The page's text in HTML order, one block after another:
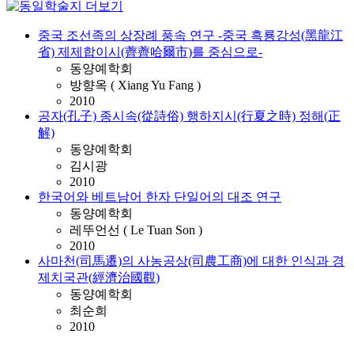
중국 조선족의 상장례 풍속 연구 -중국 흑룡강성(黑龍江
省) 제제합이시(薺薺哈爾市)를 중심으로-
동양예학회
방향옥 ( Xiang Yu Fang )
2010
공자(孔子) 종시속(從詩俗) 행하지시(行夏之時) 정해(正
解)
동양예학회
김시광
2010
한국어와 베트남어 한자 단일어의 대조 연구
동양예학회
레뚜언선 ( Le Tuan Son )
2010
사마천(司馬遷)의 사농공상(司農工商)에 대한 인식과 경
제치국관(經濟治國觀)
동양예학회
최순희
2010